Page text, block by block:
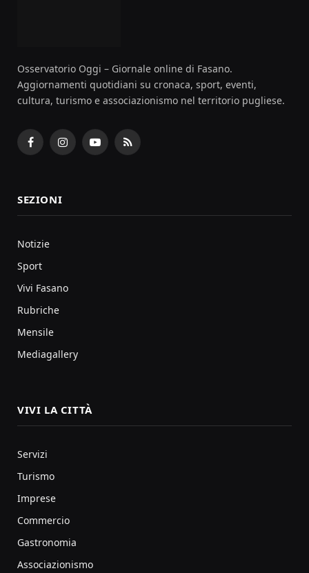
Osservatorio Oggi – Giornale online di Fasano.
Aggiornamenti quotidiani su cronaca, sport, eventi,
cultura, turismo e associazionismo nel territorio pugliese.
FacebookInstagramYouTubeRSS
SEZIONI
Notizie
Sport
Vivi Fasano
Rubriche
Mensile
Mediagallery
VIVI LA CITTÀ
Servizi
Turismo
Imprese
Commercio
Gastronomia
Associazionismo